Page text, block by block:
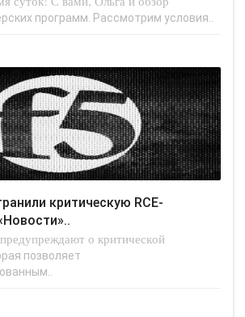
программ. Рассмотрим условия..
о критической
позволяет